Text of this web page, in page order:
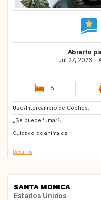
Abierto
Jul 27, 2026 -
5
Uso/Intercambio de Coches:
¿Se puede fumar?:
Cuidado de animales :
DE
NO
ES
Destinos
SANTA MONICA
Estados Unidos